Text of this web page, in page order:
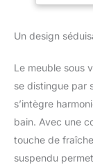
Un design
Le meuble sous
se distingue par
s’intègre
bain. Avec une
touche de
suspendu